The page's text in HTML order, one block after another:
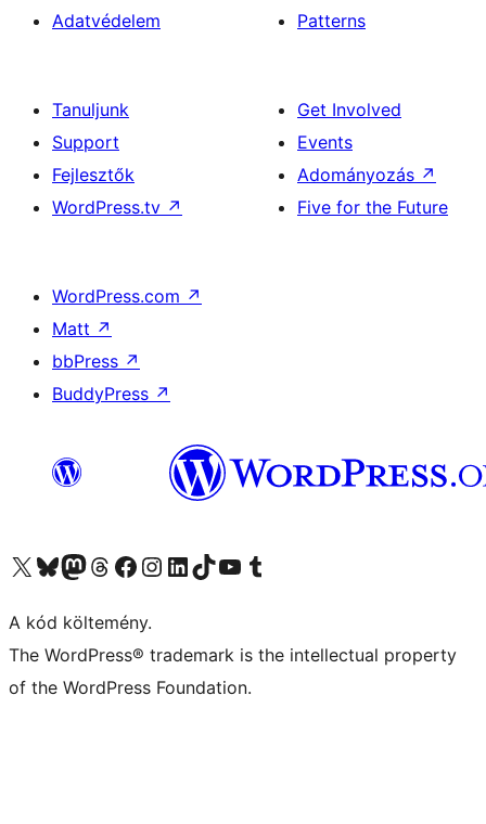
Adatvédelem
Patterns
Tanuljunk
Support
Fejlesztők
WordPress.tv ↗
Get Involved
Events
Adományozás ↗
Five for the Future
WordPress.com ↗
Matt ↗
bbPress ↗
BuddyPress ↗
Visit our X (formerly Twitter) account
Visit our Bluesky account
Twitter csatornánk
Visit our Threads account
Facebook oldalunk megtekintése
Visit our Instagram account
Visit our LinkedIn account
Visit our TikTok account
Visit our YouTube channel
Visit our Tumblr account
A kód költemény.
The WordPress® trademark is the intellectual property
of the WordPress Foundation.